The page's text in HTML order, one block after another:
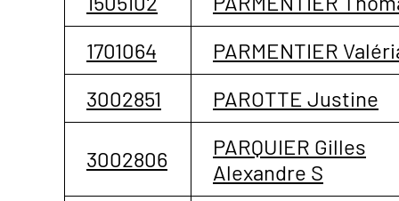
1701064
PARMENTIER
3002851
PAROTTE Justine
3002806
PARQUIER Gilles
Alexandre S